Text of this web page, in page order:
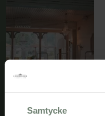
Samtycke